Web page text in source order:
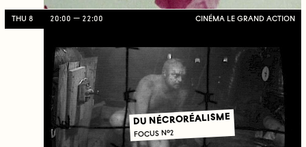
THU 8 20:00 22:00 CINÉMA LE GRAND ACTION
DU NÉCRORÉALISME
FOCUS N°2